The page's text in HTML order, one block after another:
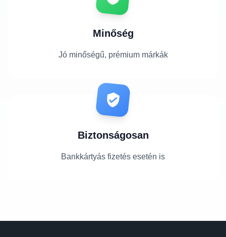
Minőség
Jó minőségű, prémium márkák
Biztonságosan
Bankkártyás fizetés esetén is